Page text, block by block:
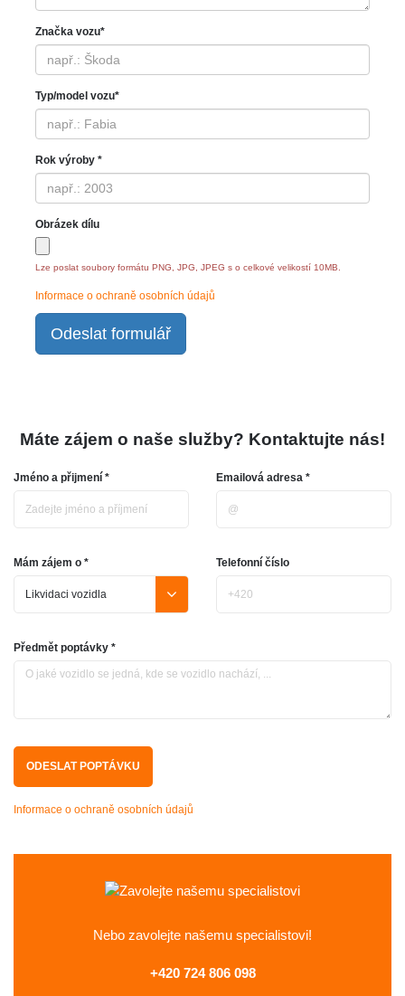
Značka vozu*
Typ/model vozu*
Rok výroby *
Obrázek dílu
Lze poslat soubory formátu PNG, JPG, JPEG s o celkové velikostí 10MB.
Informace o ochraně osobních údajů
Odeslat formulář
Máte zájem o naše služby? Kontaktujte nás!
Jméno a přijmení * Emailová adresa *
Mám zájem o * Telefonní číslo
Předmět poptávky *
Informace o ochraně osobních údajů
Nebo zavolejte našemu specialistovi!
+420 724 806 098